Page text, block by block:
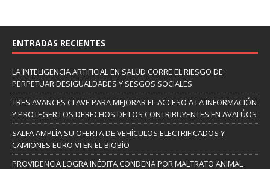
ENTRADAS RECIENTES
LA INTELIGENCIA ARTIFICIAL EN SALUD CORRE EL RIESGO DE
PERPETUAR DESIGUALDADES Y SESGOS SOCIALES
TRES AVANCES CLAVE PARA MEJORAR EL ACCESO A LA INFORMACIÓN
Y PROTEGER LOS DERECHOS DE LOS CONTRIBUYENTES EN AVALÚOS
SALFA AMPLÍA SU OFERTA DE VEHÍCULOS ELECTRIFICADOS Y
CAMIONES EURO VI EN EL BIOBÍO
PROVIDENCIA LOGRA INÉDITA CONDENA POR MALTRATO ANIMAL